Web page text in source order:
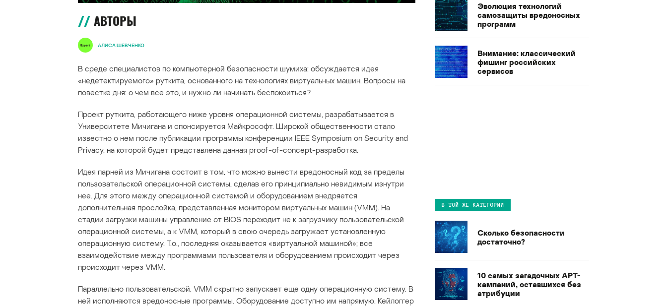
АВТОРЫ
АЛИСА ШЕВЧЕНКО
В среде специалистов по компьютерной безопасности шумиха: обсуждается идея
«недетектируемого» руткита, основанного на технологиях виртуальных машин. Вопросы на
повестке дня: о чем все это, и нужно ли начинать беспокоиться?
Проект руткита, работающего ниже уровня операционной системы, разрабатывается в
Университете Мичигана и спонсируется Майкрософт. Широкой общественности стало
известно о нем после публикации программы конференции IEEE Symposium on Security and
Privacy, на которой будет представлена данная proof-of-concept-разработка.
Идея парней из Мичигана состоит в том, что можно вынести вредоносный код за пределы
пользовательской операционной системы, сделав его принципиально невидимым изнутри
нее. Для этого между операционной системой и оборудованием внедряется
дополнительная прослойка, представленная монитором виртуальных машин (VMM). На
стадии загрузки машины управление от BIOS переходит не к загрузчику пользовательской
операционной системы, а к VMM, который в свою очередь загружает установленную
операционную систему. Т.о., последняя оказывается «виртуальной машиной»; все
взаимодействие между программами пользователя и оборудованием происходит через
происходит через VMM.
Параллельно пользовательской, VMM скрытно запускает еще одну операционную систему. В
ней исполняются вредоносные программы. Оборудование доступно им напрямую. Кейлоггер
Эволюция технологий
самозащиты вредоносных
программ
Внимание: классический
фишинг российских
сервисов
В ТОЙ ЖЕ КАТЕГОРИИ
Сколько безопасности
достаточно?
10 самых загадочных APT-
кампаний, оставшихся без
атрибуции